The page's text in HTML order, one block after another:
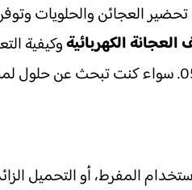
العجائن والحلويات
الكهربائيةوكيفية
في الإمارات، مع رقمنا المباشر:
المفرط، أو التحميل